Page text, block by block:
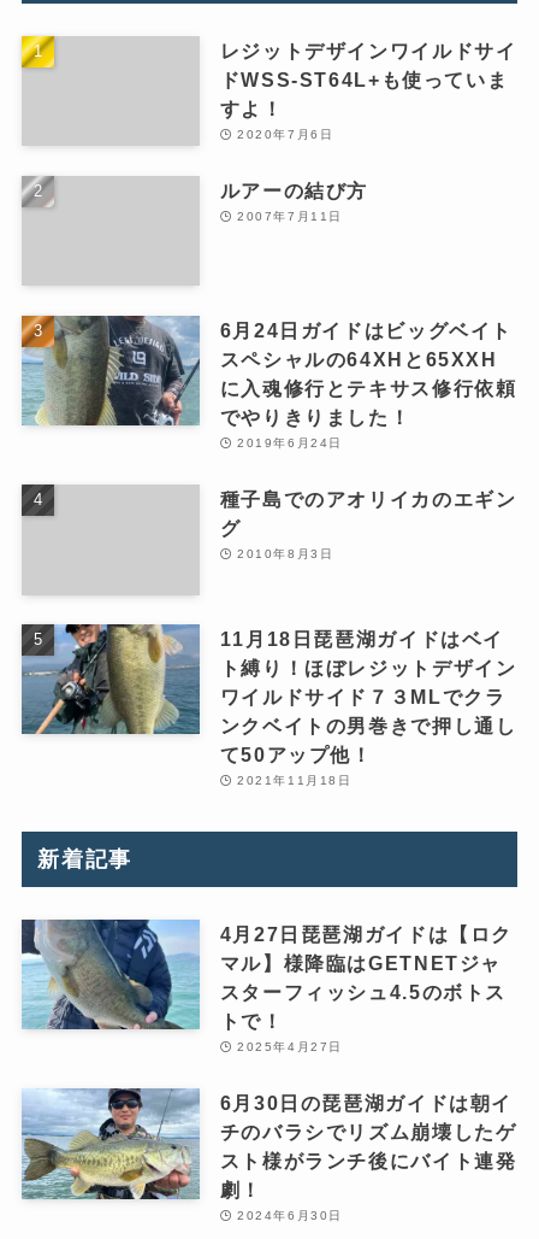
レジットデザインワイルドサイ
ドWSS-ST64L+も使っていま
すよ！
2020年7月6日
ルアーの結び方
2007年7月11日
6月24日ガイドはビッグベイト
スペシャルの64XHと65XXH
に入魂修行とテキサス修行依頼
でやりきりました！
2019年6月24日
種子島でのアオリイカのエギン
グ
2010年8月3日
11月18日琵琶湖ガイドはベイ
ト縛り！ほぼレジットデザイン
ワイルドサイド７３MLでクラ
ンクベイトの男巻きで押し通し
て50アップ他！
2021年11月18日
新着記事
4月27日琵琶湖ガイドは【ロク
マル】様降臨はGETNETジャ
スターフィッシュ4.5のボトス
トで！
2025年4月27日
6月30日の琵琶湖ガイドは朝イ
チのバラシでリズム崩壊したゲ
スト様がランチ後にバイト連発
劇！
2024年6月30日